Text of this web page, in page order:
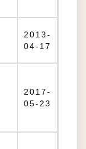
2013-
04-17
2017-
05-23